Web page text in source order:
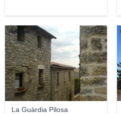
La Guàrdia Pilosa
TheGrande